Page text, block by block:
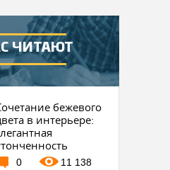
ЧИТАЮТ
бежевого
в интерьере:
0 11 138